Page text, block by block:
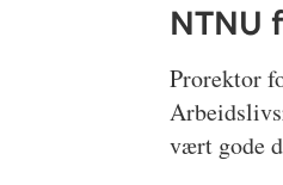
NTNU
Prorektor
vært gode